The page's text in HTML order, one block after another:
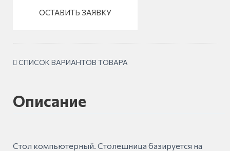
ОСТАВИТЬ ЗАЯВКУ
СПИСОК ВАРИАНТОВ ТОВАРА
Описание
Стол компьютерный. Столешница базируется на